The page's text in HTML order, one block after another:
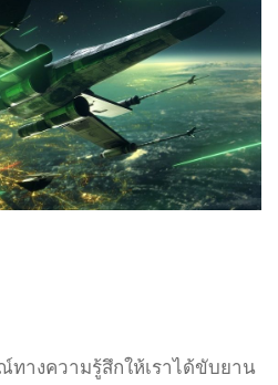
ทางความรู้สึกให้เราได้ขับยาน